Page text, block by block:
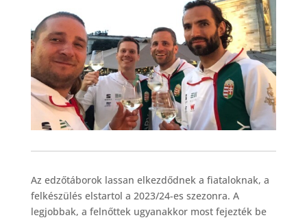
Az edzőtáborok lassan elkezdődnek a fiataloknak, a
felkészülés elstartol a 2023/24-es szezonra. A
legjobbak, a felnőttek ugyanakkor most fejezték be